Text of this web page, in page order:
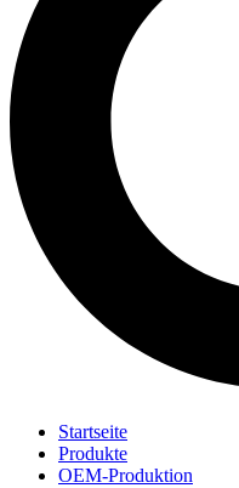
Startseite
Produkte
OEM-Produktion